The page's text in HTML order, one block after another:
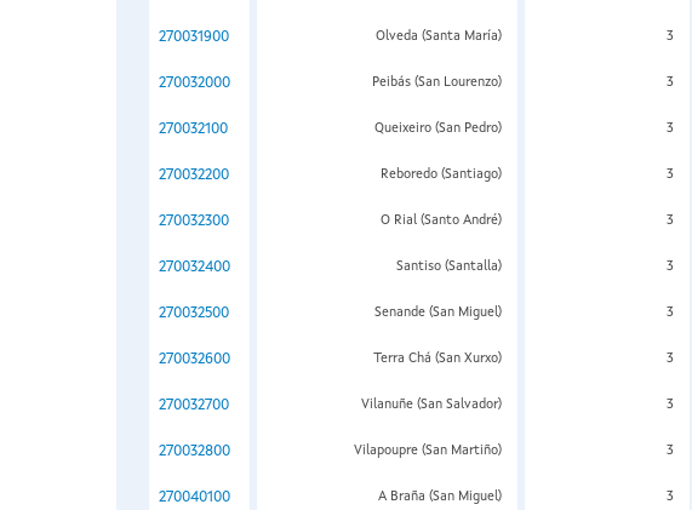
270031900 Olveda (Santa María) 3
270032000 Peibás (San Lourenzo) 3
270032100 Queixeiro (San Pedro) 3
270032200 Reboredo (Santiago) 3
270032300 O Rial (Santo André) 3
270032400 Santiso (Santalla) 3
270032500 Senande (San Miguel) 3
270032600 Terra Chá (San Xurxo) 3
270032700 Vilanuñe (San Salvador) 3
270032800 Vilapoupre (San Martiño) 3
270040100 A Braña (San Miguel) 3